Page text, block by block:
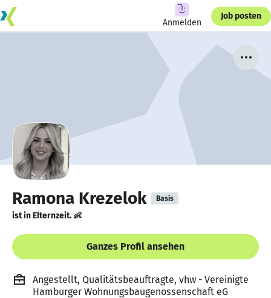
Anmelden
Job posten
Ramona Krezelok Basis
ist in Elternzeit. 👶
Ganzes Profil ansehen
Angestellt, Qualitätsbeauftragte, vhw - Vereinigte
Hamburger Wohnungsbaugenossenschaft eG